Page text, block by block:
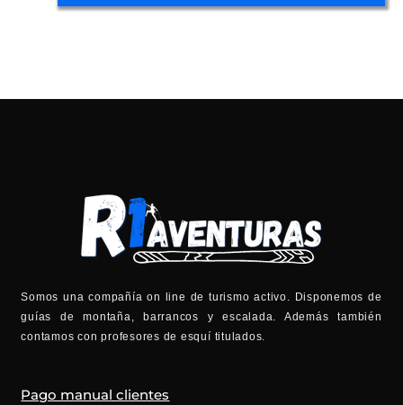
Somos una compañía on line de turismo activo. Disponemos de
guías de montaña, barrancos y escalada. Además también
contamos con profesores de esquí titulados.
Pago manual clientes